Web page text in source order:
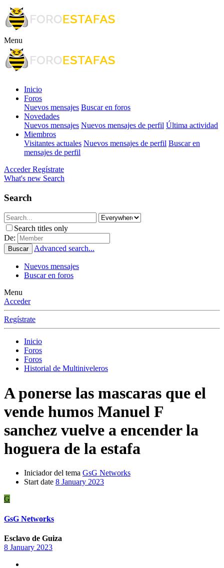
Menu
Inicio
Foros
Nuevos mensajes Buscar en foros
Novedades
Nuevos mensajes Nuevos mensajes de perfil Última actividad
Miembros
Visitantes actuales Nuevos mensajes de perfil Buscar en
mensajes de perfil
Acceder Regístrate
What's new Search
Search
Search titles only
De:
Buscar Advanced search...
Nuevos mensajes
Buscar en foros
Menu
Acceder
Regístrate
Inicio
Foros
Foros
Historial de Multiniveleros
A ponerse las mascaras que el
vende humos Manuel F
sanchez vuelve a encender la
hoguera de la estafa
Iniciador del tema GsG Networks
Start date 8 January 2023
G
GsG Networks
Esclavo de Guiza
8 January 2023